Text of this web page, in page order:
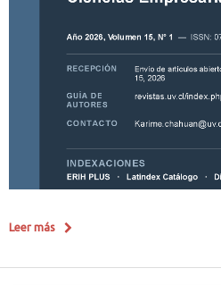
Leer más